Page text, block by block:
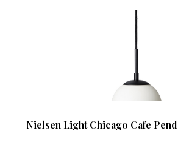
Nielsen Light Chicago Cafe